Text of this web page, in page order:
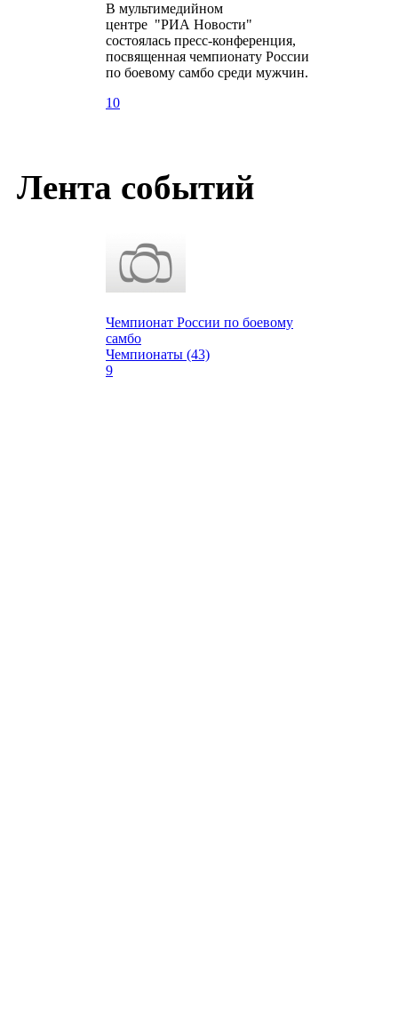
В мультимедийном
центре "РИА Новости"
состоялась пресс-конференция,
посвященная чемпионату России
по боевому самбо среди мужчин.
10
Лента событий
Чемпионат России по боевому
самбо
Чемпионаты (43)
9